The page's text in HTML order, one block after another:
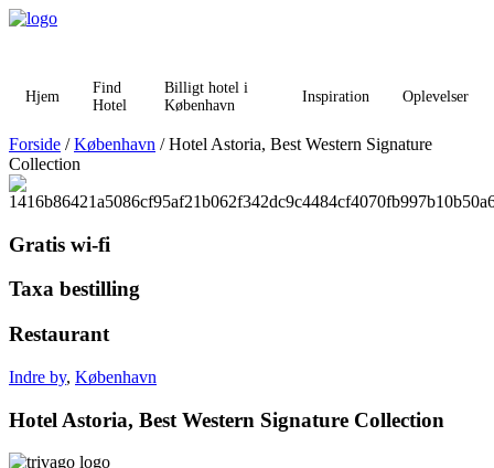
Videre
Hjem
Find
Hotel
Billigt hotel i
København
Inspiration Oplevelser
Forside /København / Hotel Astoria, Best Western Signature
Collection
Gratis wi-fi
Taxa bestilling
Restaurant
Indre by, København
Hotel Astoria, Best Western Signature Collection